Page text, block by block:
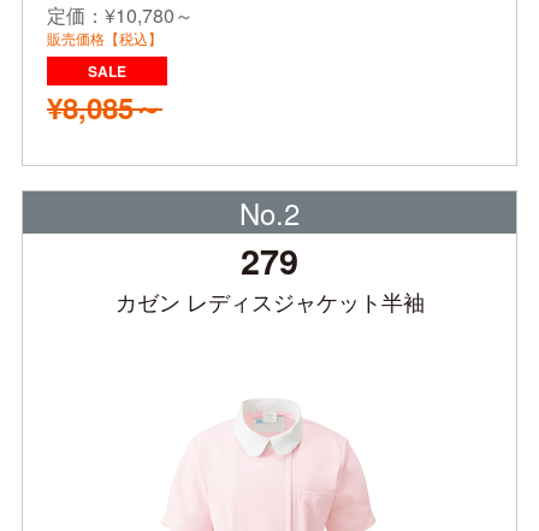
定価：¥10,780～
販売価格【税込】
¥8,085～
No.2
279
カゼン レディスジャケット半袖